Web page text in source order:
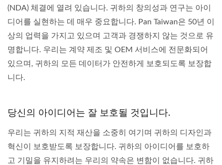
(NDA) 체결에 열려 있습니다. 귀하의 창의성과 연구는 아이
디어를 실현하는 데 매우 중요합니다. Pan Taiwan은 50년 이
상의 업력을 가지고 있으며 고객과 경쟁하지 않는 것으로 유
명합니다. 우리는 계약 제조 및 OEM 서비스에 전문화되어
있으며, 귀하의 모든 데이터가 안전하게 보호되도록 보장합
니다.
당신의 아이디어는 잘 보호될 것입니다.
우리는 귀하의 지적 재산을 소중히 여기며 귀하의 디자인과
혁신이 보호받도록 보장합니다. 귀하의 아이디어를 보호하
고 기밀을 유지하려는 우리의 약속은 변함이 없습니다. 귀하